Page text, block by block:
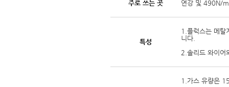
주로 쓰는 곳 연강 및 490N/
특성
1.플럭스는 메
니다.
2.솔리드 와이어
1.가스 유량은